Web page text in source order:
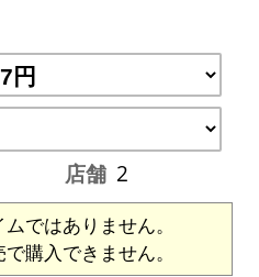
店舗 2
ではありません。
購入できません。